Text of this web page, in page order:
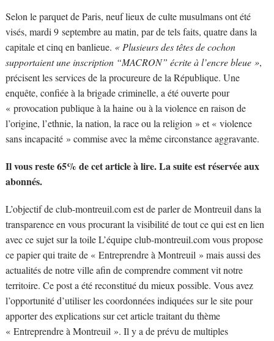
Selon le parquet de Paris, neuf lieux de culte musulmans ont été
visés, mardi 9 septembre au matin, par de tels faits, quatre dans la
capitale et cinq en banlieue. « Plusieurs des têtes de cochon
supportaient une inscription “MACRON” écrite à l’encre bleue »,
précisent les services de la procureure de la République. Une
enquête, confiée à la brigade criminelle, a été ouverte pour
« provocation publique à la haine ou à la violence en raison de
l’origine, l’ethnie, la nation, la race ou la religion » et « violence
sans incapacité » commise avec la même circonstance aggravante.
Il vous reste 65% de cet article à lire. La suite est réservée aux
abonnés.
L’objectif de club-montreuil.com est de parler de Montreuil dans la
transparence en vous procurant la visibilité de tout ce qui est en lien
avec ce sujet sur la toile L’équipe club-montreuil.com vous propose
ce papier qui traite de « Entreprendre à Montreuil » mais aussi des
actualités de notre ville afin de comprendre comment vit notre
territoire. Ce post a été reconstitué du mieux possible. Vous avez
l’opportunité d’utiliser les coordonnées indiquées sur le site pour
apporter des explications sur cet article traitant du thème
« Entreprendre à Montreuil ». Il y a de prévu de multiples